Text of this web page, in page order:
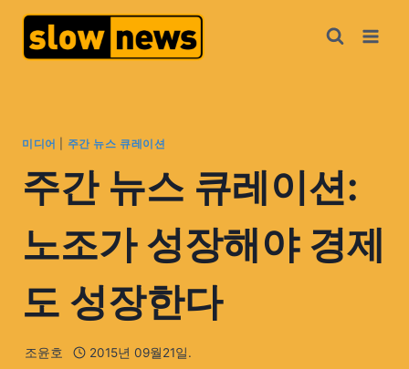
미디어 주간 뉴스 큐레이션
주간 뉴스 큐레이션:
노조가 성장해야 경제
도 성장한다
조윤호 2015년 09월21일.